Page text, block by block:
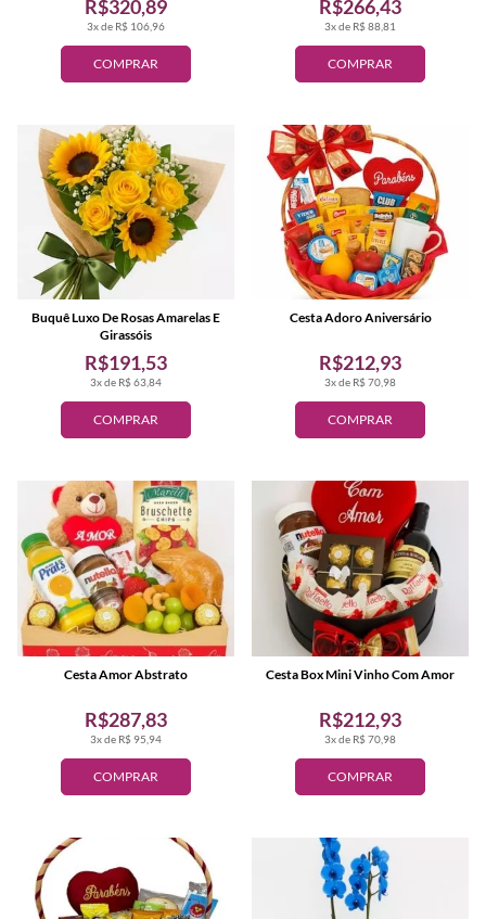
COMPRAR
3x de R$ 106,96
R$320,89
COMPRAR
3x de R$ 88,81
R$266,43
COMPRAR
3x de R$ 63,84
R$191,53
Buquê Luxo De Rosas Amarelas E
Girassóis
COMPRAR
3x de R$ 70,98
R$212,93
Cesta Adoro Aniversário
COMPRAR
3x de R$ 95,94
R$287,83
Cesta Amor Abstrato
COMPRAR
3x de R$ 70,98
R$212,93
Cesta Box Mini Vinho Com Amor